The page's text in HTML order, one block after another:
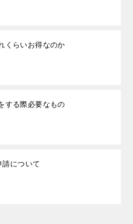
くらいお得なのか
する際必要なもの
について